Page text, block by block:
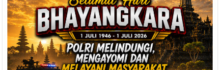
Sebagai
Anggota
PAW
DPRD
Bali